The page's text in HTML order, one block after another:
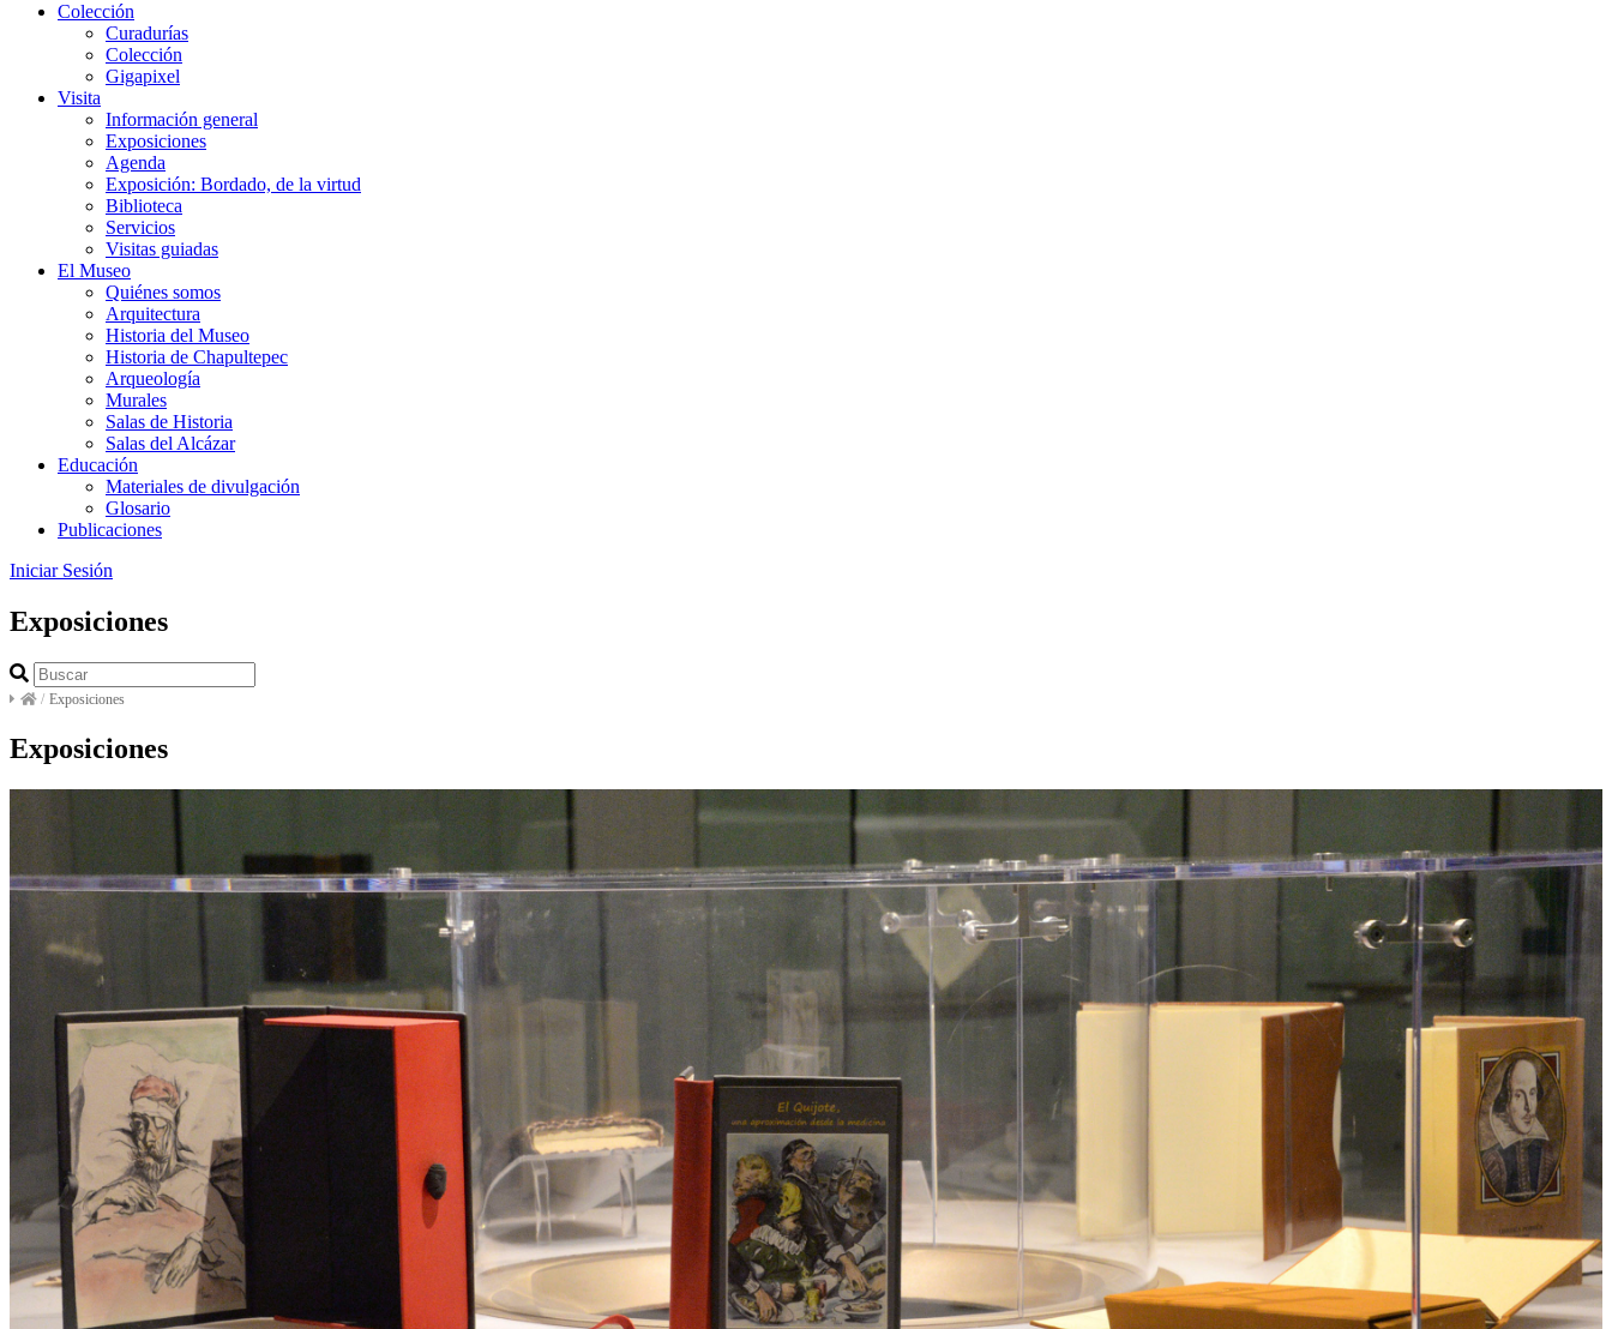
Colección
Curadurías
Colección
Gigapixel
Visita
Información general
Exposiciones
Agenda
Exposición: Bordado, de la virtud
Biblioteca
Servicios
Visitas guiadas
El Museo
Quiénes somos
Arquitectura
Historia del Museo
Historia de Chapultepec
Arqueología
Murales
Salas de Historia
Salas del Alcázar
Educación
Materiales de divulgación
Glosario
Publicaciones
Iniciar Sesión
Exposiciones
/ Exposiciones
Exposiciones